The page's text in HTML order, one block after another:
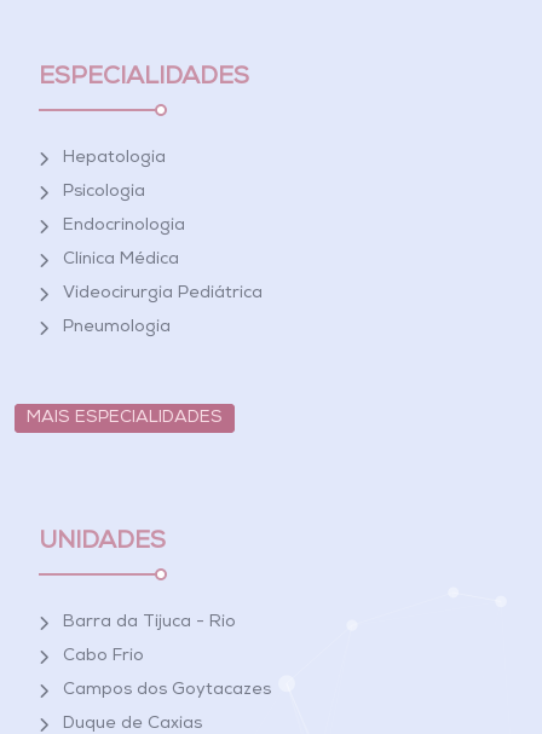
ESPECIALIDADES
Hepatologia
Psicologia
Endocrinologia
Clínica Médica
Videocirurgia Pediátrica
Pneumologia
MAIS ESPECIALIDADES
UNIDADES
Barra da Tijuca - Rio
Cabo Frio
Campos dos Goytacazes
Duque de Caxias